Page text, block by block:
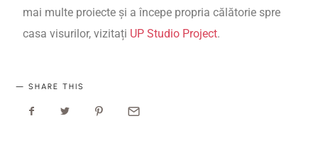
mai multe proiecte și a începe propria călătorie spre
casa visurilor, vizitați UP Studio Project.
SHARE THIS